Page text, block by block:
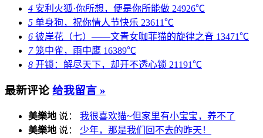
4 安利火狐·你所想，便是你所能做 24926℃
5 单身狗，祝你情人节快乐 23611℃
6 彼岸花（七）——文青女咖菲猫的旋律之音 13471℃
7笼中雀，雨中鹰 16389℃
8 开锁：解尽天下，却开不透心锁 21191℃
最新评论 给我留言 »
美樂地 说： 我很喜欢猫~但家里有小宝宝，养不了
美樂地 说： 少年，那是我们回不去的昨天！